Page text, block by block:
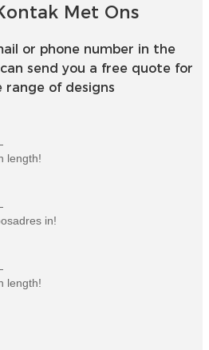
Esperanto
Hmong
Met Ons
or phone number in the
send you a free quote for
range of designs
length!
in!
length!